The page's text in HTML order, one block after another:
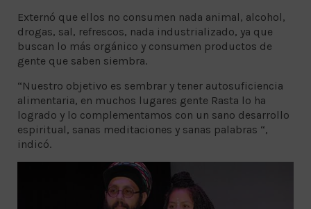
Externó que ellos no consumen nada animal, alcohol,
drogas, sal, refrescos, nada industrializado, ya que
buscan lo más orgánico y consumen productos de
gente que saben siembra.
“Nuestro objetivo es sembrar y tener autosuficiencia
alimentaria, en muchos lugares gente Rasta lo ha
logrado y lo complementamos con un sano desarrollo
espiritual, sanas meditaciones y sanas palabras “,
indicó.